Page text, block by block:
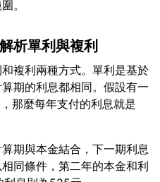
析單利與複利
複利兩種方式。單利是基於
期的利息都相同。假設有一
那麼每年支付的利息就是
期與本金結合，下一期利息
同條件，第二年的本金和利